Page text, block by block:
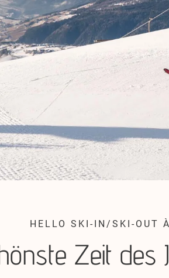
HELLO SKI-IN/SKI-OUT
Zeit des